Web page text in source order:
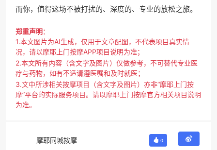
而你，值得这场不被打扰的、深度的、专业的放松之旅。
郑重声明：
1.本文图片为AI生成，仅用于文章配图，不代表项目真实情
况，请以摩耶上门按摩APP项目说明为准；
2.本文所有内容（含文字及图片）仅做参考，不可替代专业医
疗与药物，如有不适请遵医嘱和及时就医；
3.文中所涉相关按摩项目（含文字及图片）亦非“摩耶上门按
摩”平台的实际服务项目。请以摩耶上门按摩官方相关项目说明
为准。
摩耶同城按摩 0